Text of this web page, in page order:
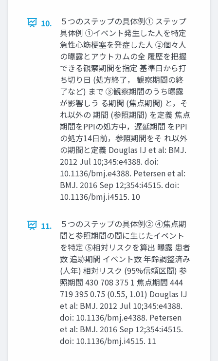
10.
５つのステップの具体例① ステップ
具体例 ①イベント発生した人を特定
急性心筋梗塞を発症した人 ②個々人
の曝露とアウトカムの全 履歴を把握
できる観察期間を指定 基準日から打
ち切り日 (処方終了， 観察期間の終
了など) まで ③観察期間のうち曝露
が影響しう る期間 (焦点期間) と，そ
れ以外の 期間 (参照期間) を定義 焦点
期間をPPIの処方中，遅延期間 をPPI
の処方14日前，参照期間をそ れ以外
の期間と定義 Douglas IJ et al: BMJ.
2012 Jul 10;345:e4388. doi:
10.1136/bmj.e4388. Petersen et al:
BMJ. 2016 Sep 12;354:i4515. doi:
10.1136/bmj.i4515. 10
11.
５つのステップの具体例② ④焦点期
間と参照期間の間に生じたイベント
を特定 ⑤相対リスクを算出 曝露 患者
数 追跡期間 イベント数 年齢調整済み
(人年) 相対リスク (95%信頼区間) 参
照期間 430 708 375 1 焦点期間 444
719 395 0.75 (0.55, 1.01) Douglas IJ
et al: BMJ. 2012 Jul 10;345:e4388.
doi: 10.1136/bmj.e4388. Petersen
et al: BMJ. 2016 Sep 12;354:i4515.
doi: 10.1136/bmj.i4515. 11